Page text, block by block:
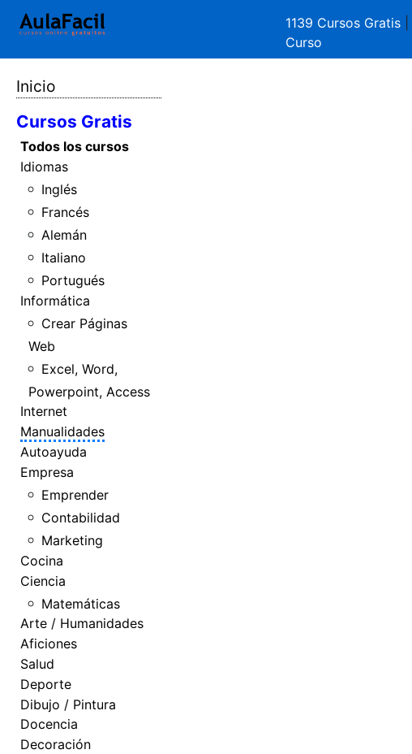
1139 Cursos Gratis
Curso
Inicio
Cursos Gratis
Todos los cursos
Idiomas
Inglés
Francés
Alemán
Italiano
Portugués
Informática
Crear Páginas
Web
Excel, Word,
Powerpoint, Access
Internet
Manualidades
Autoayuda
Empresa
Emprender
Contabilidad
Marketing
Cocina
Ciencia
Matemáticas
Arte / Humanidades
Aficiones
Salud
Deporte
Dibujo / Pintura
Docencia
Decoración